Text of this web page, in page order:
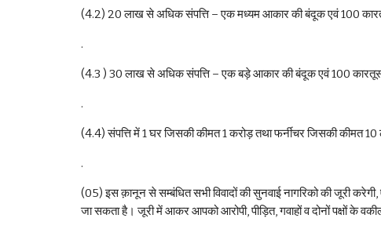
(4.2) 20 लाख से अधिक संपत्ति – एक मध्यम आकार की बंदूक एवं 100
.
(4.3 ) 30 लाख से अधिक संपत्ति – एक बड़े आकार की बंदूक एवं 100
.
(4.4) संपत्ति में 1 घर जिसकी कीमत 1 करोड़ तथा फर्नीचर जिसकी कीमत 10
.
(05) इस क़ानून से सम्बंधित सभी विवादों की सुनवाई नागरिको की जूरी
जा सकता है। जूरी में आकर आपको आरोपी, पीड़ित, गवाहों व दोनों पक्षों के